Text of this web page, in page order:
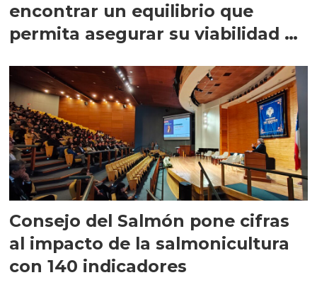
encontrar un equilibrio que
permita asegurar su viabilidad de
Consejo del Salmón pone cifras
al impacto de la salmonicultura
con 140 indicadores